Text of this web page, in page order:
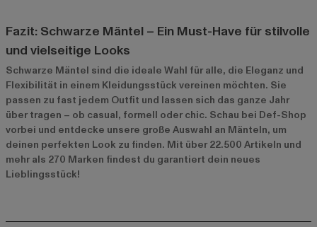
Fazit: Schwarze Mäntel – Ein Must-Have für stilvolle
und vielseitige Looks
Schwarze Mäntel sind die ideale Wahl für alle, die Eleganz und
Flexibilität in einem Kleidungsstück vereinen möchten. Sie
passen zu fast jedem Outfit und lassen sich das ganze Jahr
über tragen – ob casual, formell oder chic. Schau bei Def-Shop
vorbei und entdecke unsere große Auswahl an Mänteln, um
deinen perfekten Look zu finden. Mit über 22.500 Artikeln und
mehr als 270 Marken findest du garantiert dein neues
Lieblingsstück!